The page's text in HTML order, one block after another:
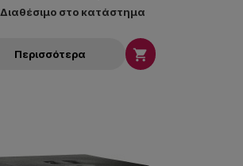
Διαθέσιμο στο κατάστημα
Περισσότερα 